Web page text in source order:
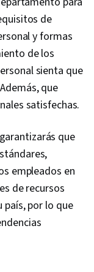
de
y formas
de los
sienta que
que
satisfechas.
que
empleados en
de recursos
país, por lo que